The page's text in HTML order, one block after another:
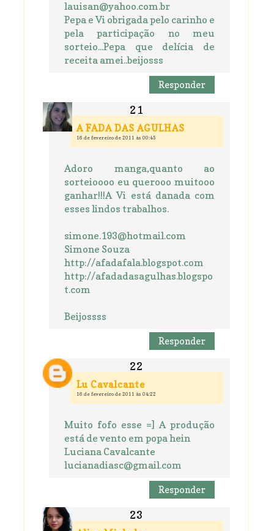
lauisan@yahoo.com.br
Pepa e Vi obrigada pelo carinho e
pela participação no meu
sorteio...Pepa que delícia de
receita amei..beijosss
Responder
A FADA DAS AGULHAS
16 de fevereiro de 2011 às 00:45
Adoro manga,quanto ao
sorteioooo eu querooo muitooo
ganhar!!!A Vi está danada com
esses lindos trabalhos.
simone.193@hotmail.com
Simone Souza
http://afadafala.blogspot.com
http://afadadasagulhas.blogspo
t.com
Beijossss
Responder
Lu Cavalcante
16 de fevereiro de 2011 às 04:22
Muito fofo esse =] A produção
está de vento em popa hein
Luciana Cavalcante
lucianadiasc@gmail.com
Responder